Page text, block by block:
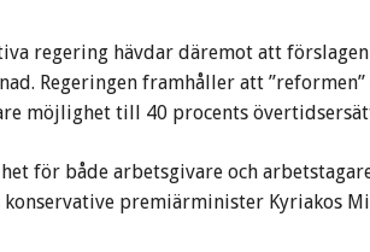
regering hävdar däremot att
Regeringen framhåller att
möjlighet till 40 procents
för både arbetsgivare och
premiärminister Kyriakos